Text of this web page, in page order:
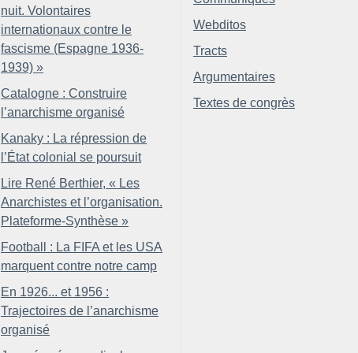
nuit. Volontaires
internationaux contre le
fascisme (Espagne 1936-
1939) »
Catalogne : Construire
l’anarchisme organisé
Kanaky : La répression de
l’État colonial se poursuit
Lire René Berthier, « Les
Anarchistes et l’organisation.
Plateforme-Synthèse »
Football : La FIFA et les USA
marquent contre notre camp
En 1926... et 1956 :
Trajectoires de l’anarchisme
organisé
Webditos
Tracts
Argumentaires
Textes de congrès